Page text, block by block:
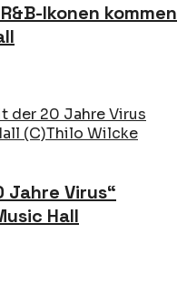
Ikonen kommen
Jahre Virus“
Hall